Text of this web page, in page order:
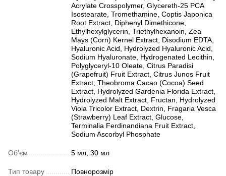
Acrylate Crosspolymer, Glycereth-25 PCA
Isostearate, Tromethamine, Coptis Japonica
Root Extract, Diphenyl Dimethicone,
Ethylhexylglycerin, Triethylhexanoin, Zea
Mays (Corn) Kernel Extract, Disodium EDTA,
Hyaluronic Acid, Hydrolyzed Hyaluronic Acid,
Sodium Hyaluronate, Hydrogenated Lecithin,
Polyglyceryl-10 Oleate, Citrus Paradisi
(Grapefruit) Fruit Extract, Citrus Junos Fruit
Extract, Theobroma Cacao (Cocoa) Seed
Extract, Hydrolyzed Gardenia Florida Extract,
Hydrolyzed Malt Extract, Fructan, Hydrolyzed
Viola Tricolor Extract, Dextrin, Fragaria Vesca
(Strawberry) Leaf Extract, Glucose,
Terminalia Ferdinandiana Fruit Extract,
Sodium Ascorbyl Phosphate
Обʼєм 5 мл, 30 мл
Тип товару Повнорозмір